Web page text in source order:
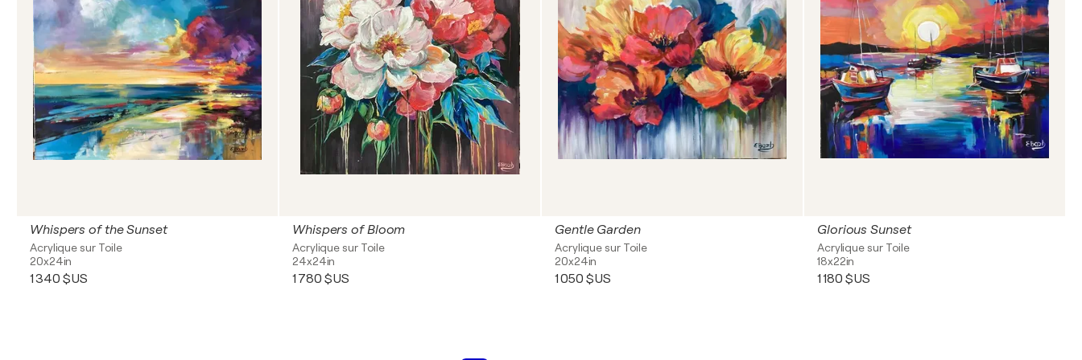
Whispers of the Sunset
Acrylique sur Toile
20x24in
1 340 $US
Whispers of Bloom
Acrylique sur Toile
24x24in
1 780 $US
Gentle Garden
Acrylique sur Toile
20x24in
1 050 $US
Glorious Sunset
Acrylique sur Toile
18x22in
1 180 $US